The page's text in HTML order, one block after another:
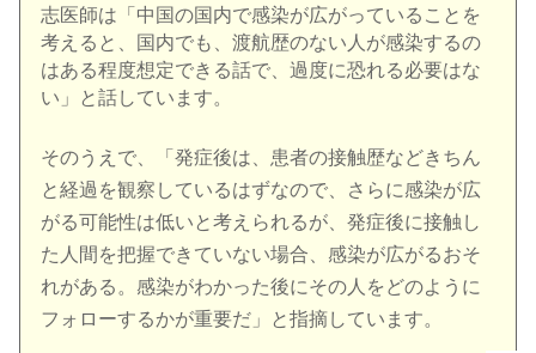
志医師は「中国の国内で感染が広がっていることを
考えると、国内でも、渡航歴のない人が感染するの
はある程度想定できる話で、過度に恐れる必要はな
い」と話しています。
そのうえで、「発症後は、患者の接触歴などきちん
と経過を観察しているはずなので、さらに感染が広
がる可能性は低いと考えられるが、発症後に接触し
た人間を把握できていない場合、感染が広がるおそ
れがある。感染がわかった後にその人をどのように
フォローするかが重要だ」と指摘しています。